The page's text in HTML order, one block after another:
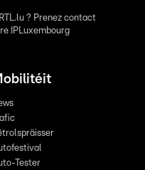
? Prenez contact
IPLuxembourg
Tester